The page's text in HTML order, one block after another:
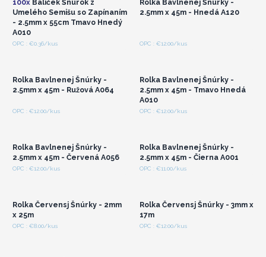
100xBalíček Šnúrok z
Umelého Semišu so Zapínaním
- 2.5mm x 55cm Tmavo Hnedý
A010
OPC : €0.36/kus
Rolka Bavlnenej Šnúrky -
2.5mm x 45m - Hnedá A120
OPC : €12.00/kus
Prihláste sa alebo
Rolka Bavlnenej Šnúrky -
2.5mm x 45m - Ružová A064
OPC : €12.00/kus
Prihláste sa alebo
Rolka Bavlnenej Šnúrky -
2.5mm x 45m - Tmavo Hnedá
A010
OPC : €12.00/kus
Prihláste sa alebo
Rolka Bavlnenej Šnúrky -
2.5mm x 45m - Červená A056
OPC : €12.00/kus
Prihláste sa alebo
Rolka Bavlnenej Šnúrky -
2.5mm x 45m - Čierna A001
OPC : €11.00/kus
Prihláste sa alebo
Rolka Červensj Šnúrky - 2mm
x 25m
OPC : €8.00/kus
Prihláste sa alebo
Rolka Červensj Šnúrky - 3mm x
17m
OPC : €12.00/kus
Prihláste sa alebo